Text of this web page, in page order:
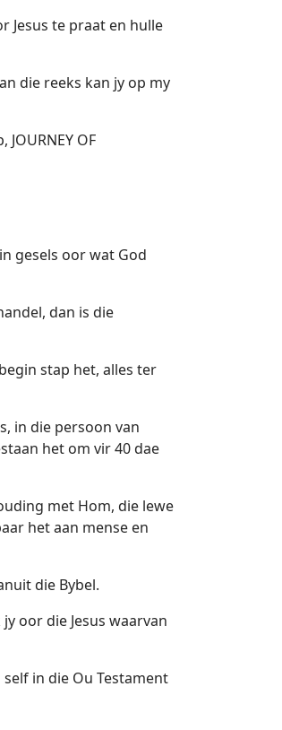
Jesus te praat en hulle
die reeks kan jy op my
OF
gesels oor wat God
dan is die
stap het, alles ter
in die persoon van
het om vir 40 dae
met Hom, die lewe
het aan mense en
die Bybel.
oor die Jesus waarvan
in die Ou Testament